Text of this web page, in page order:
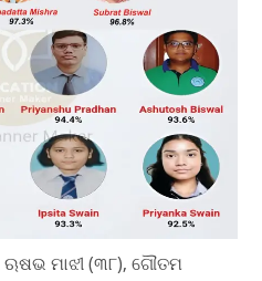
ଋଷଭ ମାଝୀ (୩୮), ଗୌତମ